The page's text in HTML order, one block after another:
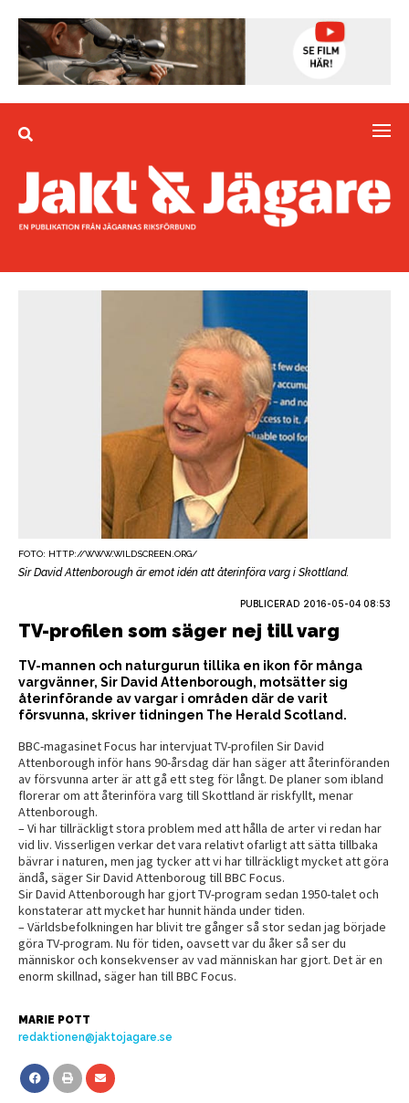
FOTO: HTTP://WWW.WILDSCREEN.ORG/
Sir David Attenborough är emot idén att återinföra varg i Skottland.
PUBLICERAD 2016-05-04 08:53
TV-profilen som säger nej till varg
TV-mannen och naturgurun tillika en ikon för många
vargvänner, Sir David Attenborough, motsätter sig
återinförande av vargar i områden där de varit
försvunna, skriver tidningen The Herald Scotland.
BBC-magasinet Focus har intervjuat TV-profilen Sir David
Attenborough inför hans 90-årsdag där han säger att återinföranden
av försvunna arter är att gå ett steg för långt. De planer som ibland
florerar om att återinföra varg till Skottland är riskfyllt, menar
Attenborough.
– Vi har tillräckligt stora problem med att hålla de arter vi redan har
vid liv. Visserligen verkar det vara relativt ofarligt att sätta tillbaka
bävrar i naturen, men jag tycker att vi har tillräckligt mycket att göra
ändå, säger Sir David Attenboroug till BBC Focus.
Sir David Attenborough har gjort TV-program sedan 1950-talet och
konstaterar att mycket har hunnit hända under tiden.
– Världsbefolkningen har blivit tre gånger så stor sedan jag började
göra TV-program. Nu för tiden, oavsett var du åker så ser du
människor och konsekvenser av vad människan har gjort. Det är en
enorm skillnad, säger han till BBC Focus.
MARIE POTT
redaktionen@jaktojagare.se